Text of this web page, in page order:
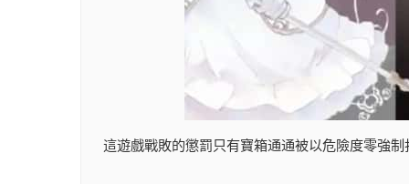
這遊戲戰敗的懲罰只有寶箱通通被以危險度零強制